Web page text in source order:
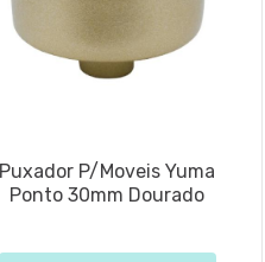
Puxador P/Moveis Yuma
Ponto 30mm Dourado